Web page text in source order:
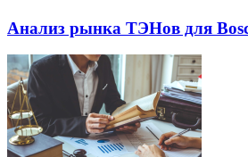
Анализ рынка ТЭНов для